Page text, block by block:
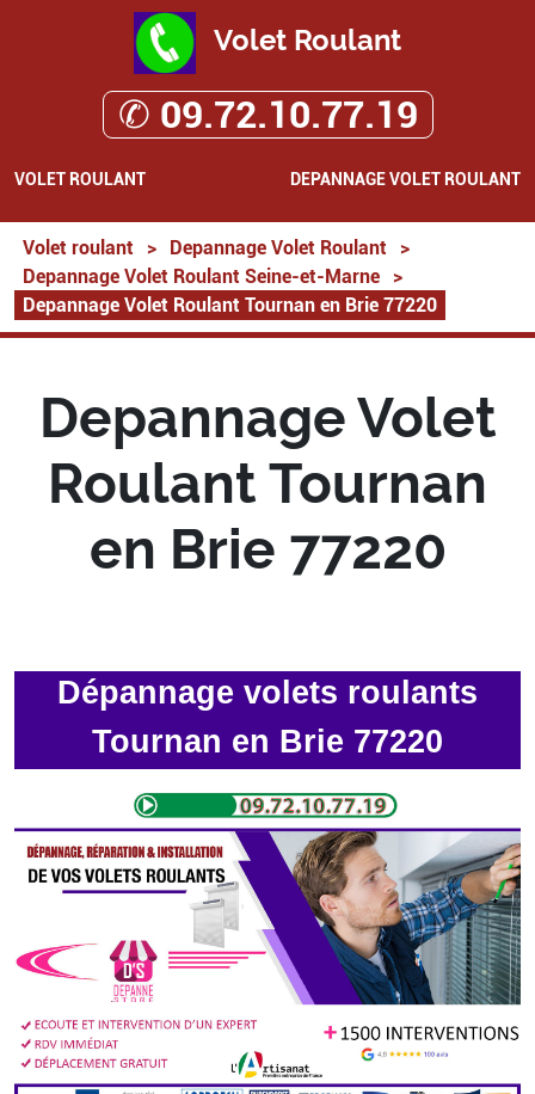
Volet Roulant
✆ 09.72.10.77.19
VOLET ROULANT DEPANNAGE VOLET ROULANT
Volet roulant > Depannage Volet Roulant
>
Depannage Volet Roulant Seine-et-Marne
>
Depannage Volet Roulant Tournan en Brie 77220
Depannage Volet
Roulant Tournan
en Brie 77220
Dépannage volets roulants
Tournan en Brie 77220